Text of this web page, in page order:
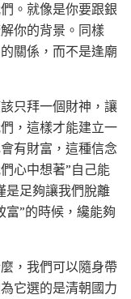
。就像是你要跟銀
你的背景。同樣
關係，而不是逢廟
只拜一個財神，讓
，這樣才能建立一
有財富，這種信念
心中想著”自己能
是足夠讓我們脫離
富”的時候，纔能夠
，我們可以隨身帶
它選的是清朝國力